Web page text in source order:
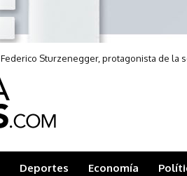
Federico Sturzenegger, protagonista de la
Deportes Economía